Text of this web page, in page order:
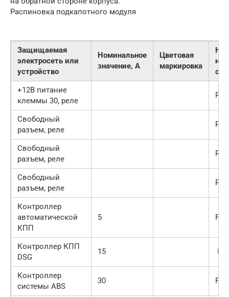
Распиновка подкапотного модуля
Защищаемая
электросеть или
устройство
Номинальное
значение, А
Цветовая
маркировка
на
+12В питание
клеммы 30, реле
R1
Свободный
разъем, реле
R2
Свободный
разъем, реле
R3
Свободный
разъем, реле
R4
Контроллер
автоматической
КПП
5 F1
Контроллер КПП
DSG
15
Контроллер
системы ABS
30 F2